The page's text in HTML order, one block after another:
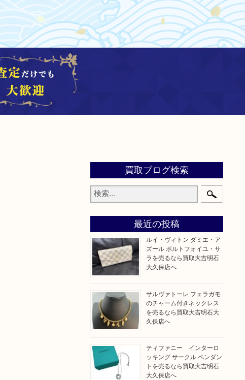
買取ブログ検索
最近の投稿
ルイ・ヴィトン ダミエ・ア
ズール ポルトフォイユ・サ
ラを売るなら買取大吉明石
大久保店へ
サルヴァトーレ フェラガモ
のチャーム付きネックレス
を売るなら買取大吉明石大
久保店へ
ティファニー インターロ
ッキング サークル ペンダン
トを売るなら買取大吉明石
大久保店へ